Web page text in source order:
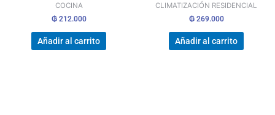
COCINA
₲212.000
Añadir al carrito
CLIMATIZACIÓN RESIDENCIAL
₲269.000
Añadir al carrito